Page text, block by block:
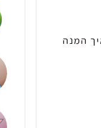
המנה